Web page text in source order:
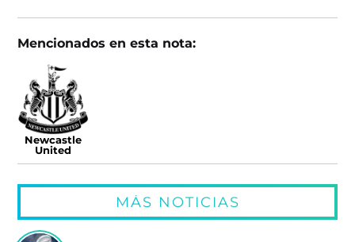
Mencionados en esta nota:
Newcastle
United
MÁS NOTICIAS